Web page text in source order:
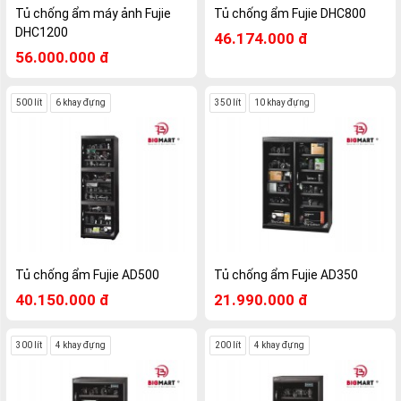
Tủ chống ẩm máy ảnh Fujie
DHC1200
56.000.000 đ
Tủ chống ẩm Fujie DHC800
46.174.000 đ
Tủ chống ẩm Fujie AD500
500 lít 6 khay đựng
40.150.000 đ
Tủ chống ẩm Fujie AD350
350 lít 10 khay đựng
21.990.000 đ
300 lít 4 khay đựng 200 lít 4 khay đựng